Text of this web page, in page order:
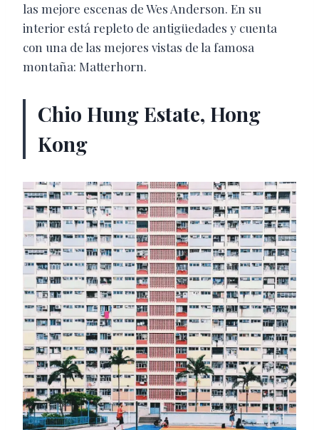
las mejore escenas de Wes Anderson. En su
interior está repleto de antigüedades y cuenta
con una de las mejores vistas de la famosa
montaña: Matterhorn.
Chio Hung Estate, Hong
Kong